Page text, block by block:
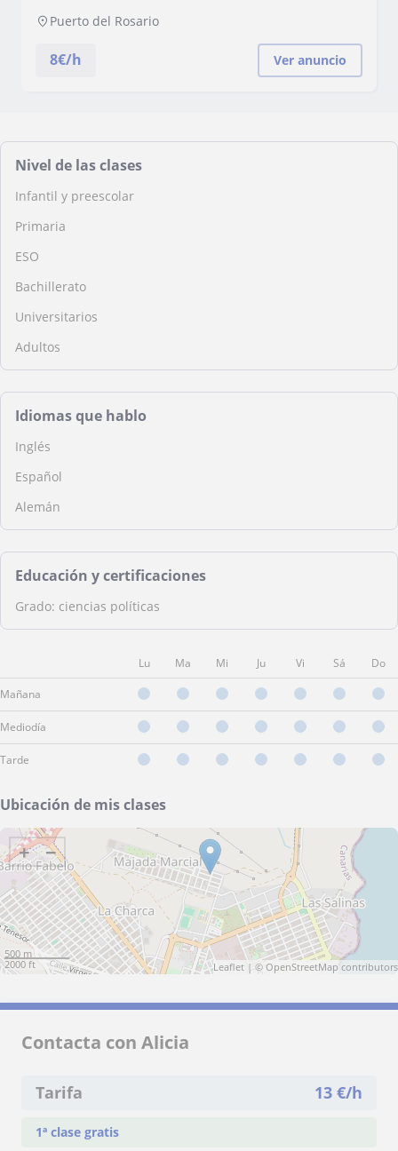
Puerto del Rosario
8€/h Ver anuncio
Nivel de las clases
Infantil y preescolar
Primaria
ESO
Bachillerato
Universitarios
Adultos
Idiomas que hablo
Inglés
Español
Alemán
Educación y certificaciones
Grado: ciencias políticas
Lu Ma Mi Ju Vi Sá Do
Mañana
Mediodía
Tarde
Ubicación de mis clases
+ −
500 m
2000 ft
Leaflet | © OpenStreetMap contributors
Contacta con Alicia
Tarifa 13 €/h
1ª clase gratis